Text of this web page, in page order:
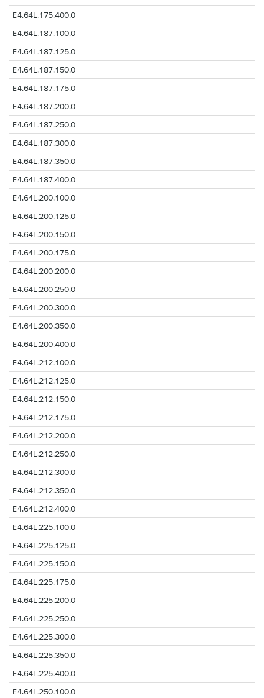
E4.64L.175.400.0
E4.64L.187.100.0
E4.64L.187.125.0
E4.64L.187.150.0
E4.64L.187.175.0
E4.64L.187.200.0
E4.64L.187.250.0
E4.64L.187.300.0
E4.64L.187.350.0
E4.64L.187.400.0
E4.64L.200.100.0
E4.64L.200.125.0
E4.64L.200.150.0
E4.64L.200.175.0
E4.64L.200.200.0
E4.64L.200.250.0
E4.64L.200.300.0
E4.64L.200.350.0
E4.64L.200.400.0
E4.64L.212.100.0
E4.64L.212.125.0
E4.64L.212.150.0
E4.64L.212.175.0
E4.64L.212.200.0
E4.64L.212.250.0
E4.64L.212.300.0
E4.64L.212.350.0
E4.64L.212.400.0
E4.64L.225.100.0
E4.64L.225.125.0
E4.64L.225.150.0
E4.64L.225.175.0
E4.64L.225.200.0
E4.64L.225.250.0
E4.64L.225.300.0
E4.64L.225.350.0
E4.64L.225.400.0
E4.64L.250.100.0